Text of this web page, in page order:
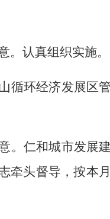
。认真组织实施。
循环经济发展区
。仁和城市发展
牵头督导，按本